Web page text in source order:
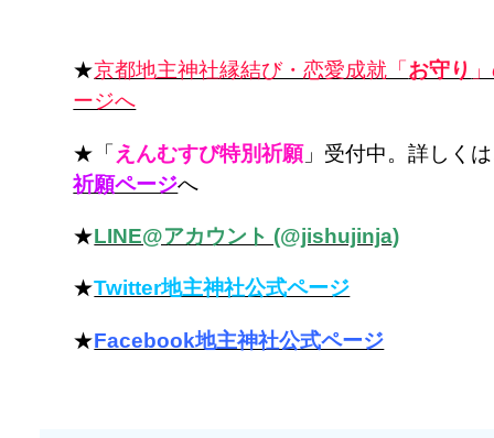
★京都地主神社縁結び・恋愛成就「お守り
ージへ
★「 えんむすび特別祈願」受付中。詳しく
祈願ページへ
★LINE@アカウント (@jishujinja)
★Twitter地主神社公式ページ
★Facebook地主神社公式ページ